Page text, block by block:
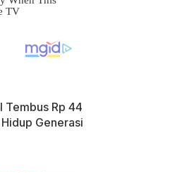
Tembus Rp 44
Generasi